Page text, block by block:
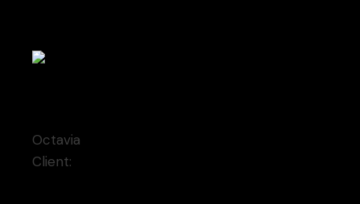
Octavia
Client: